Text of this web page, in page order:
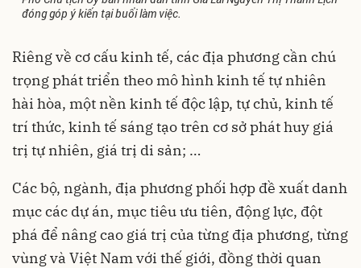
đóng góp ý kiến tại buổi làm việc.
Riêng về cơ cấu kinh tế, các địa phương cần chú
trọng phát triển theo mô hình kinh tế tự nhiên
hài hòa, một nền kinh tế độc lập, tự chủ, kinh tế
trí thức, kinh tế sáng tạo trên cơ sở phát huy giá
trị tự nhiên, giá trị di sản; …
Các bộ, ngành, địa phương phối hợp đề xuất danh
mục các dự án, mục tiêu ưu tiên, động lực, đột
phá để nâng cao giá trị của từng địa phương, từng
vùng và Việt Nam với thế giới, đồng thời quan